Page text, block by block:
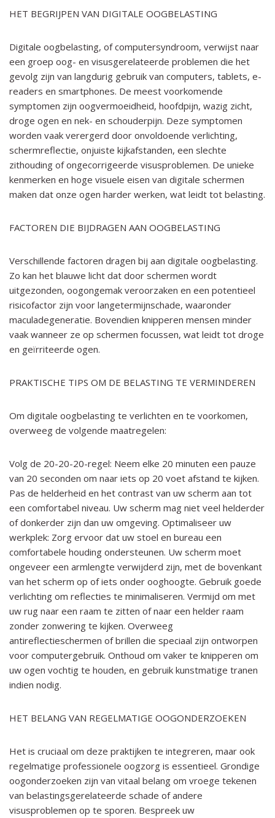
HET BEGRIJPEN VAN DIGITALE OOGBELASTING
Digitale oogbelasting, of computersyndroom, verwijst naar
een groep oog- en visusgerelateerde problemen die het
gevolg zijn van langdurig gebruik van computers, tablets, e-
readers en smartphones. De meest voorkomende
symptomen zijn oogvermoeidheid, hoofdpijn, wazig zicht,
droge ogen en nek- en schouderpijn. Deze symptomen
worden vaak verergerd door onvoldoende verlichting,
schermreflectie, onjuiste kijkafstanden, een slechte
zithouding of ongecorrigeerde visusproblemen. De unieke
kenmerken en hoge visuele eisen van digitale schermen
maken dat onze ogen harder werken, wat leidt tot belasting.
FACTOREN DIE BIJDRAGEN AAN OOGBELASTING
Verschillende factoren dragen bij aan digitale oogbelasting.
Zo kan het blauwe licht dat door schermen wordt
uitgezonden, oogongemak veroorzaken en een potentieel
risicofactor zijn voor langetermijnschade, waaronder
maculadegeneratie. Bovendien knipperen mensen minder
vaak wanneer ze op schermen focussen, wat leidt tot droge
en geïrriteerde ogen.
PRAKTISCHE TIPS OM DE BELASTING TE VERMINDEREN
Om digitale oogbelasting te verlichten en te voorkomen,
overweeg de volgende maatregelen:
Volg de 20-20-20-regel: Neem elke 20 minuten een pauze
van 20 seconden om naar iets op 20 voet afstand te kijken.
Pas de helderheid en het contrast van uw scherm aan tot
een comfortabel niveau. Uw scherm mag niet veel helderder
of donkerder zijn dan uw omgeving. Optimaliseer uw
werkplek: Zorg ervoor dat uw stoel en bureau een
comfortabele houding ondersteunen. Uw scherm moet
ongeveer een armlengte verwijderd zijn, met de bovenkant
van het scherm op of iets onder ooghoogte. Gebruik goede
verlichting om reflecties te minimaliseren. Vermijd om met
uw rug naar een raam te zitten of naar een helder raam
zonder zonwering te kijken. Overweeg
antireflectieschermen of brillen die speciaal zijn ontworpen
voor computergebruik. Onthoud om vaker te knipperen om
uw ogen vochtig te houden, en gebruik kunstmatige tranen
indien nodig.
HET BELANG VAN REGELMATIGE OOGONDERZOEKEN
Het is cruciaal om deze praktijken te integreren, maar ook
regelmatige professionele oogzorg is essentieel. Grondige
oogonderzoeken zijn van vitaal belang om vroege tekenen
van belastingsgerelateerde schade of andere
visusproblemen op te sporen. Bespreek uw